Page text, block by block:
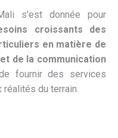
s’est donnée pour
croissants des
en matière de
de la communication
fournir des services
du terrain.